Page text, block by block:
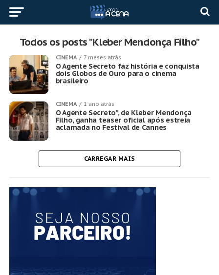
Todos os posts "Kleber Mendonça Filho"
CINEMA 7 meses atrás
O Agente Secreto faz história e conquista
dois Globos de Ouro para o cinema
brasileiro
CINEMA 1 ano atrás
O Agente Secreto”, de Kleber Mendonça
Filho, ganha teaser oficial após estreia
aclamada no Festival de Cannes
CARREGAR MAIS